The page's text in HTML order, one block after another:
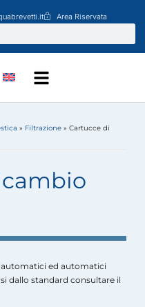
Area Riservata
» Filtrazione »Cartucce di
ed automatici
dallo standard consultare il